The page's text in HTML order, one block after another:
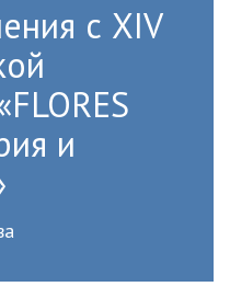
с XIV
и